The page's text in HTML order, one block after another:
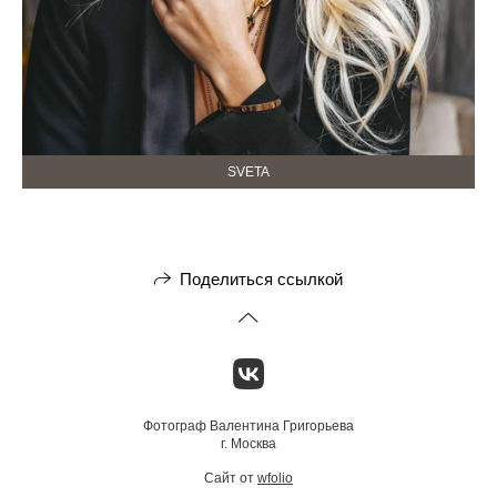
SVETA
Поделиться ссылкой
Фотограф Валентина Григорьева
г. Москва
Сайт от wfolio